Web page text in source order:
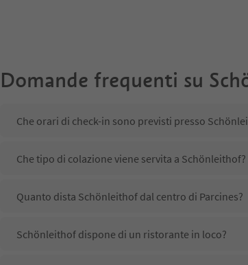
Domande frequenti su
Che orari di check-in sono previsti presso
Che tipo di colazione viene servita a Schönleithof?
Quanto dista Schönleithof dal centro di Parcines?
Schönleithof dispone di un ristorante in loco?